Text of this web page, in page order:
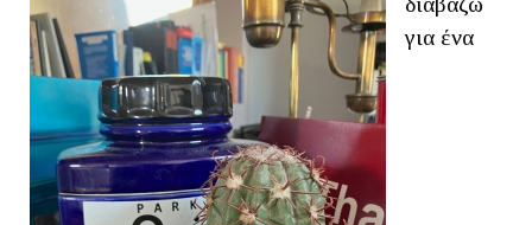
για ένα